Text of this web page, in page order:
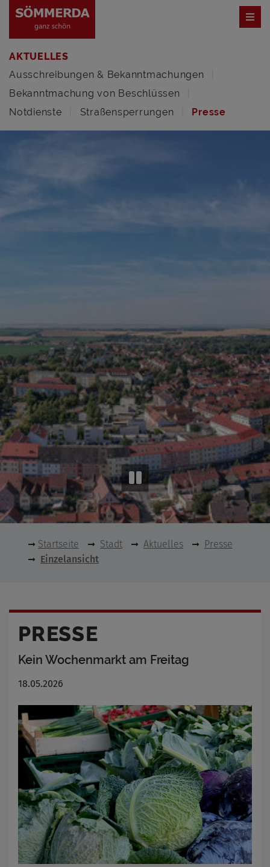
AKTUELLES
Ausschreibungen & Bekanntmachungen
Bekanntmachung von Beschlüssen
Notdienste
Straßensperrungen Presse
Startseite Stadt Aktuelles
Presse
Einzelansicht
PRESSE
Kein Wochenmarkt am Freitag
18.05.2026